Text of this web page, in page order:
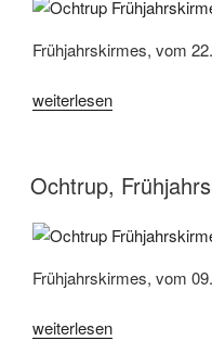
Frühjahrskirmes, vom
„Ochtrup,
weiterlesen
Ochtrup,
Frühjahrskirmes, vom
„Ochtrup,
weiterlesen